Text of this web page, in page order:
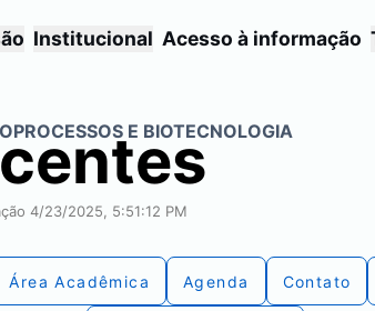
Institucional Acesso à informação
E BIOTECNOLOGIA
4/23/2025, 5:51:12 PM
Área Acadêmica Agenda Contato